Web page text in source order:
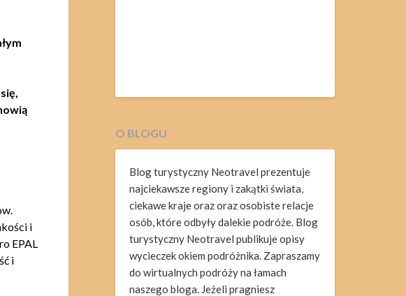
i
EPAL
i
O BLOGU
Blog turystyczny Neotravel prezentuje
najciekawsze regiony i zakątki świata,
ciekawe kraje oraz oraz osobiste relacje
osób, które odbyły dalekie podróże. Blog
turystyczny Neotravel publikuje opisy
wycieczek okiem podróżnika. Zapraszamy
do wirtualnych podróży na łamach
naszego bloga. Jeżeli pragniesz